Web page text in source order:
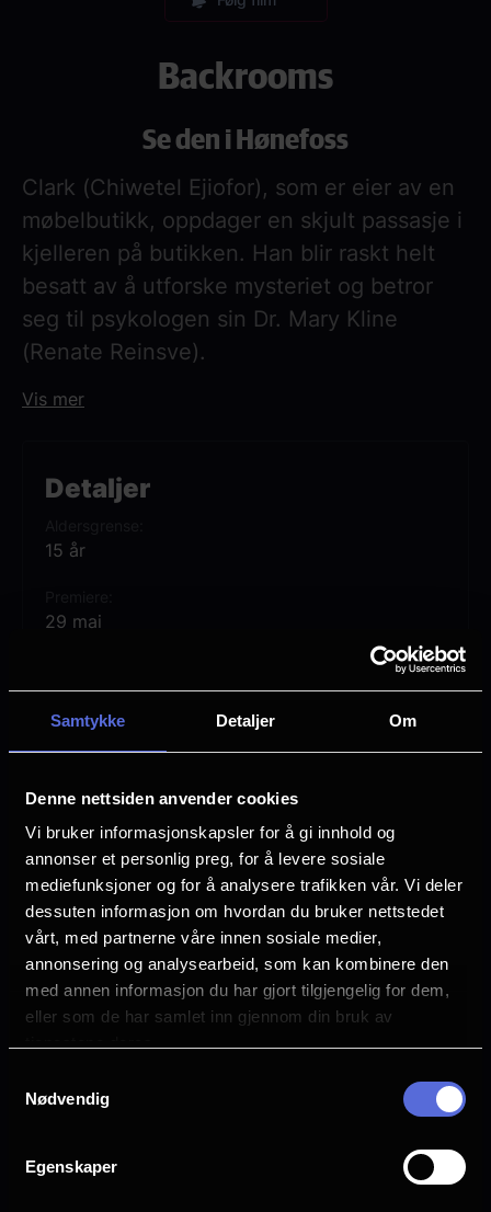
Samtykke Detaljer Om
Denne nettsiden anvender cookies
Vi bruker informasjonskapsler for å gi innhold og
annonser et personlig preg, for å levere sosiale
mediefunksjoner og for å analysere trafikken vår. Vi deler
dessuten informasjon om hvordan du bruker nettstedet
vårt, med partnerne våre innen sosiale medier,
annonsering og analysearbeid, som kan kombinere den
med annen informasjon du har gjort tilgjengelig for dem,
eller som de har samlet inn gjennom din bruk av
Nødvendig
Egenskaper
Detaljer
15 år
29 mai
1 time 45 min
Vurdering: (410 stemmer 70.89%)
Rollebesetning
Chiwetel Ejiofor
Renate Reinsve
Finn Bennett
Mark Duplass
Lukita Maxwell
EN
Thriller
Se mer
Backrooms
Se den i Hønefoss
Clark (Chiwetel Ejiofor), som er eier av en
møbelbutikk, oppdager en skjult passasje i
kjelleren på butikken. Han blir raskt helt
besatt av å utforske mysteriet og betror
seg til psykologen sin Dr. Mary Kline
(Renate Reinsve).
Vis mer